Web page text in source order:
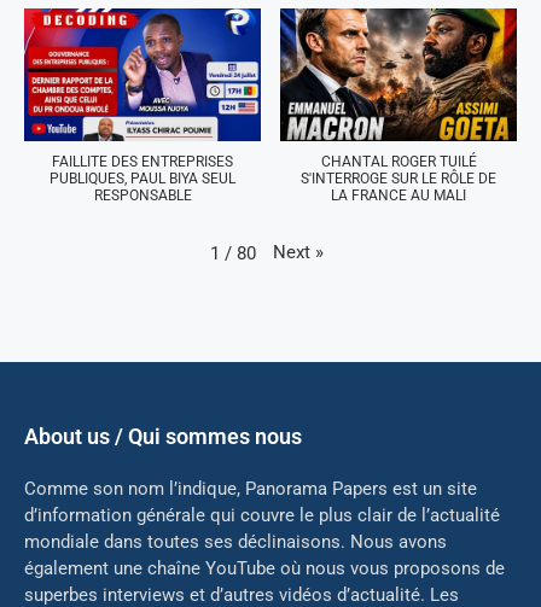
FAILLITE DES ENTREPRISES
PUBLIQUES, PAUL BIYA SEUL
RESPONSABLE
CHANTAL ROGER TUILÉ
S'INTERROGE SUR LE RÔLE DE
LA FRANCE AU MALI
1 / 80 Next »
About us / Qui sommes nous
Comme son nom l’indique, Panorama Papers est un site
d’information générale qui couvre le plus clair de l’actualité
mondiale dans toutes ses déclinaisons. Nous avons
également une chaîne YouTube où nous vous proposons de
superbes interviews et d’autres vidéos d’actualité. Les